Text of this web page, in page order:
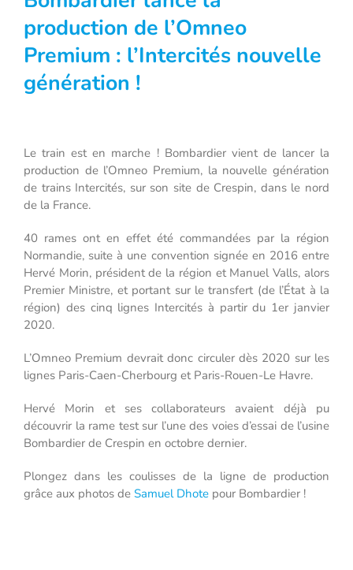
production de l’Omneo
Premium : l’Intercités nouvelle
génération !
Le train est en marche ! Bombardier vient de lancer la
production de l’Omneo Premium, la nouvelle génération
de trains Intercités, sur son site de Crespin, dans le nord
de la France.
40 rames ont en effet été commandées par la région
Normandie, suite à une convention signée en 2016 entre
Hervé Morin, président de la région et Manuel Valls, alors
Premier Ministre, et portant sur le transfert (de l’État à la
région) des cinq lignes Intercités à partir du 1er janvier
2020.
L’Omneo Premium devrait donc circuler dès 2020 sur les
lignes Paris-Caen-Cherbourg et Paris-Rouen-Le Havre.
Hervé Morin et ses collaborateurs avaient déjà pu
découvrir la rame test sur l’une des voies d’essai de l’usine
Bombardier de Crespin en octobre dernier.
Plongez dans les coulisses de la ligne de production
grâce aux photos de Samuel Dhote pour Bombardier !